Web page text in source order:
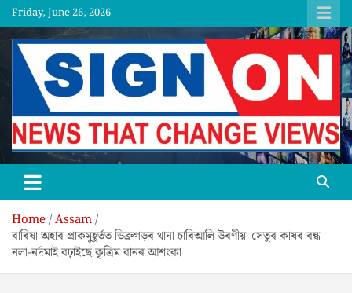
Skip
to
content
Friday, June 26, 2026
SGNON
Home Assam
বাৰিষা অহাৰ প্ৰাকমুহূৰ্তত ডিব্ৰুগড়ৰ থানা চাৰিআলি উৰণীয়া সেতুৰ কাষৰ বন্ধ
নলা-নৰ্দমাই বঢ়াইছে কৃত্ৰিম বানৰ আশংকা